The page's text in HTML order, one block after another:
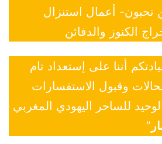
تحبون- أعمال استنزال
الكنوز والدفائن
أننا على إستعداد تام
وقبول الاستفسارات
للساحر اليهودي المغربي
”